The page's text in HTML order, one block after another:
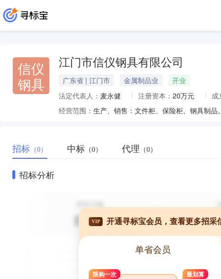
信仪
钢具
江门市信仪钢具有限公司
广东省 | 江门市 金属制品业
开业
法定代表人： 麦永健 注册资本： 20万元
成
经营范围： 生产、销售：文件柜、保险柜、钢具制
招标 （0） 中标 （0） 代理 （0）
招标分析
VIP 开通寻标宝会员，查看更多招采
单省会员
限购一次 最划算